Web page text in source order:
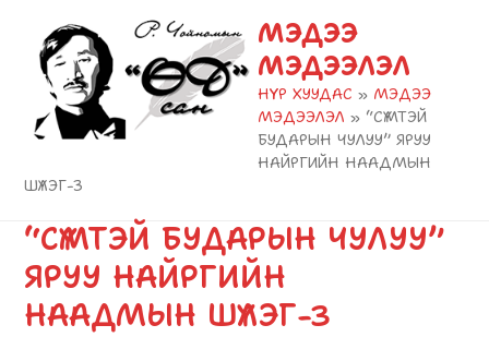
content
Open
mobile
menu
Close
mobile
menu
МЭДЭЭ
МЭДЭЭЛЭЛ
НҮҮР ХУУДАС » МЭДЭЭ
МЭДЭЭЛЭЛ » “СҮМТЭЙ
БУДАРЫН ЧУЛУУ” ЯРУУ
НАЙРГИЙН НААДМЫН
ШҮЛЭГ-3
“СҮМТЭЙ БУДАРЫН ЧУЛУУ”
ЯРУУ НАЙРГИЙН
НААДМЫН ШҮЛЭГ-3